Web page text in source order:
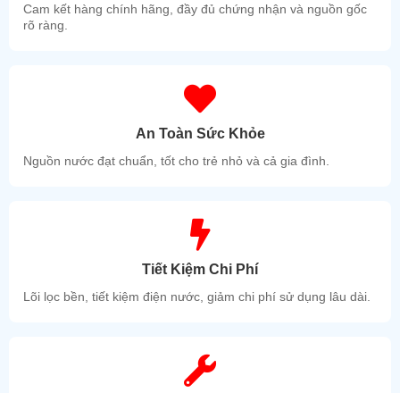
Cam kết hàng chính hãng, đầy đủ chứng nhận và nguồn gốc
rõ ràng.
An Toàn Sức Khỏe
Nguồn nước đạt chuẩn, tốt cho trẻ nhỏ và cả gia đình.
Tiết Kiệm Chi Phí
Lõi lọc bền, tiết kiệm điện nước, giảm chi phí sử dụng lâu dài.